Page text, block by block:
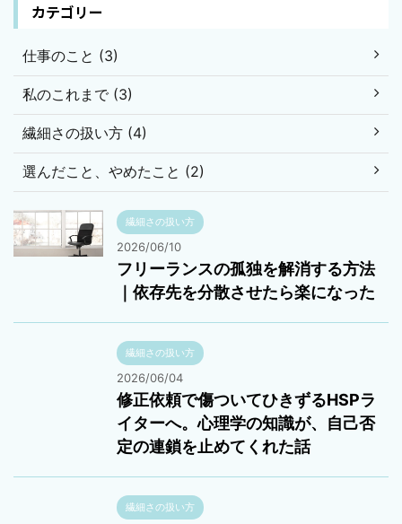
カテゴリー
仕事のこと (3)
私のこれまで (3)
繊細さの扱い方 (4)
選んだこと、やめたこと (2)
繊細さの扱い方
2026/06/10
フリーランスの孤独を解消する方法
｜依存先を分散させたら楽になった
繊細さの扱い方
2026/06/04
修正依頼で傷ついてひきずるHSPラ
イターへ。心理学の知識が、自己否
定の連鎖を止めてくれた話
繊細さの扱い方